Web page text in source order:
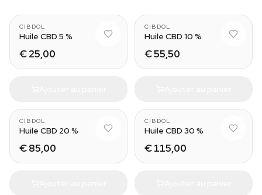
CIBDOL
Huile CBD 5 %
€ 25,00
CIBDOL
Huile CBD 10 %
€ 55,50
CIBDOL
Huile CBD 20 %
€ 85,00
CIBDOL
Huile CBD 30 %
€ 115,00